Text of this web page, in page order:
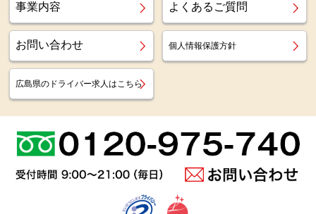
事業内容 よくあるご質問
お問い合わせ 個人情報保護方針
広島県のドライバー求人はこちら